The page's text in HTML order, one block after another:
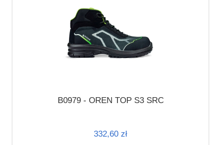
B0979 - OREN TOP S3 SRC
332,60 zł